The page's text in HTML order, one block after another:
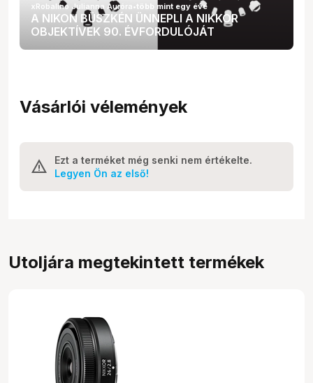
A NIKON BÜSZKÉN ÜNNEPLI A NIKKOR
OBJEKTÍVEK 90. ÉVFORDULÓJÁT
xRobalino Julianna Auróra•több mint egy éve
Vásárlói vélemények
Ezt a terméket még senki nem értékelte.
Legyen Ön az első!
Utoljára megtekintett termékek